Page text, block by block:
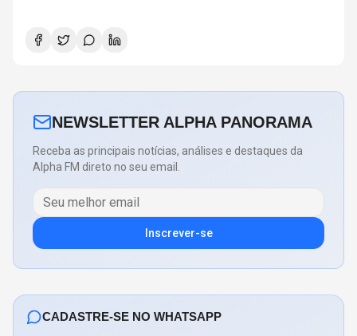
NEWSLETTER ALPHA PANORAMA
Receba as principais notícias, análises e destaques da
Alpha FM direto no seu email.
Inscrever-se
CADASTRE-SE NO WHATSAPP